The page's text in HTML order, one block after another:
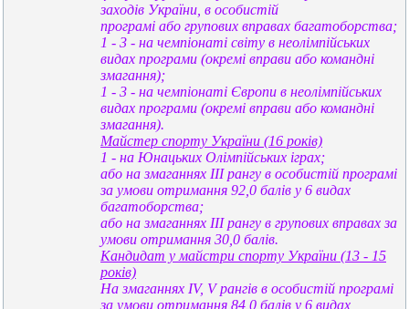
заходів України, в особистій
програмі або групових вправах багатоборства;
1 - 3 - на чемпіонаті світу в неолімпійських
видах програми (окремі вправи або командні
змагання);
1 - 3 - на чемпіонаті Європи в неолімпійських
видах програми (окремі вправи або командні
змагання).
Майстер спорту України (16 років)
1 - на Юнацьких Олімпійських іграх;
або на змаганнях III рангу в особистій програмі
за умови отримання 92,0 балів у 6 видах
багатоборства;
або на змаганнях III рангу в групових вправах за
умови отримання 30,0 балів.
Кандидат у майстри спорту України (13 - 15
років)
На змаганнях IV, V рангів в особистій програмі
за умови отримання 84,0 балів у 6 видах